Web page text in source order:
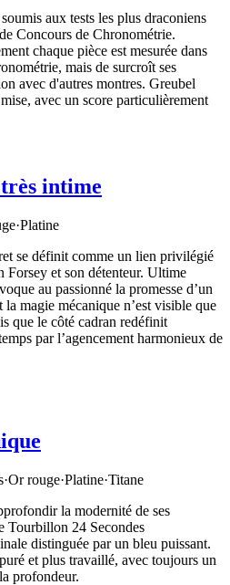
aux tests les plus draconiens
Concours de Chronométrie.
chaque pièce est mesurée dans
mais de surcroît ses
avec d'autres montres. Greubel
avec un score particulièrement
intime
·Platine
se définit comme un lien privilégié
Forsey et son détenteur. Ultime
au passionné la promesse d’un
magie mécanique n’est visible que
que le côté cadran redéfinit
par l’agencement harmonieux de
·Or rouge·Platine·Titane
la modernité de ses
Tourbillon 24 Secondes
distinguée par un bleu puissant.
et plus travaillé, avec toujours un
profondeur.